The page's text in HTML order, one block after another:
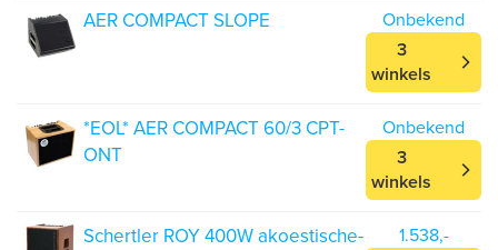
AER COMPACT SLOPE
Onbekend
3
winkels
*EOL* AER COMPACT 60/3 CPT-
ONT
Onbekend
3
winkels
Schertler ROY 400W akoestische-
1.538,-